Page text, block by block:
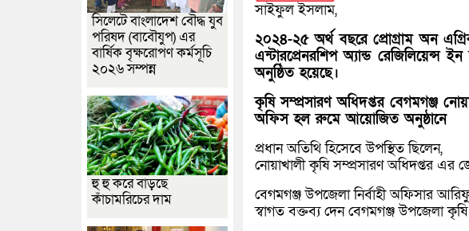
সাইফুল ইসলাম,
২০২৪-২৫ অর্থ বছরে প্রোগ্রাম অন
এন্টারপ্রেনরশিপ অ্যান্ড রেজিলিয়েন্স
অনুষ্ঠিত হয়েছে।
কৃষি সম্প্রসারণ অধিদপ্তর বেগমগঞ্জ
অফিস হল রুমে আয়োজিত অনুষ্ঠানে
প্রধান অতিথি হিসেবে উপস্থিত ছিলেন,
নোয়াখালী কৃষি সম্প্রসারণ অধিদপ্তর এর
বেগমগঞ্জ উপজেলা নির্বাহী অফিসার
স্বাগত বক্তব্য দেন বেগমগঞ্জ উপজেলা
সিলেটে বাংলাদেশ বৌদ্ধ যুব
পরিষদ (বাবৌযুপ) এর
বার্ষিক বৃক্ষরোপণ কর্মসূচি
২০২৬ সম্পন্ন
হু হু করে বাড়ছে
কাঁচামরিচের দাম